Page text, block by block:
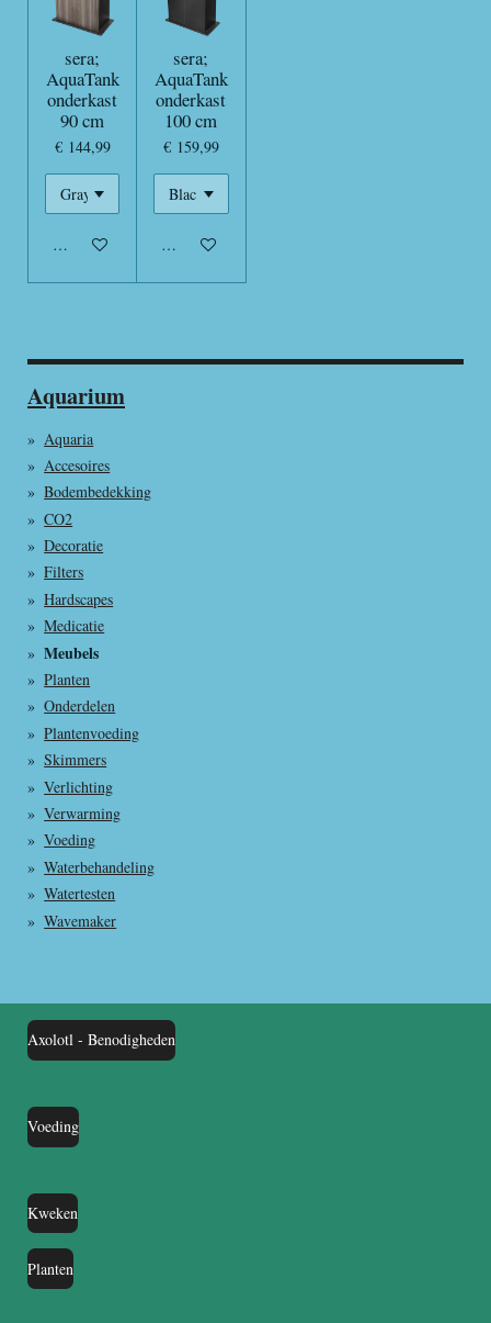
sera;
AquaTank
onderkast
90 cm
€ 144,99
In winkelwagen
sera;
AquaTank
onderkast
100 cm
€ 159,99
In winkelwagen
Aquarium
Aquaria
Accesoires
Bodembedekking
CO2
Decoratie
Filters
Hardscapes
Medicatie
Meubels
Planten
Onderdelen
Plantenvoeding
Skimmers
Verlichting
Verwarming
Voeding
Waterbehandeling
Watertesten
Wavemaker
Axolotl - Benodigheden
Voeding
Kweken
Planten